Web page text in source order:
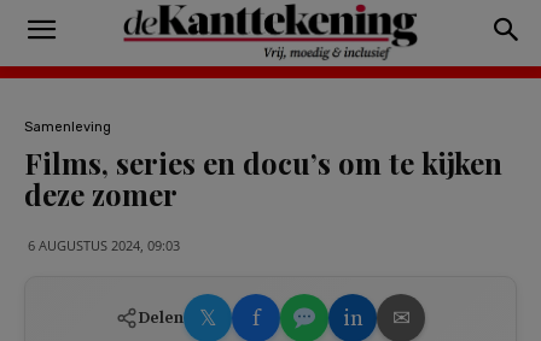
Samenleving
Films, series en docu’s om te kijken
deze zomer
6 AUGUSTUS 2024, 09:03
Delen 𝕏 f in ✉